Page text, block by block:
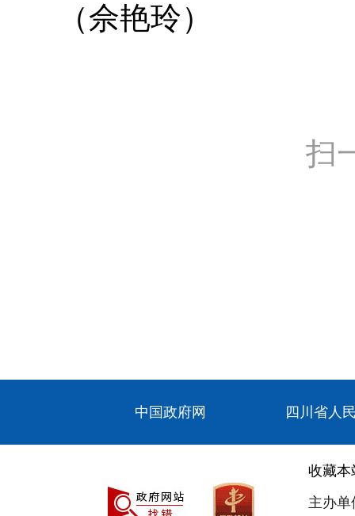
（佘艳玲）
扫
中国政府网 四川省人
收藏本
主办